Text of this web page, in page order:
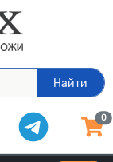
Найти
0